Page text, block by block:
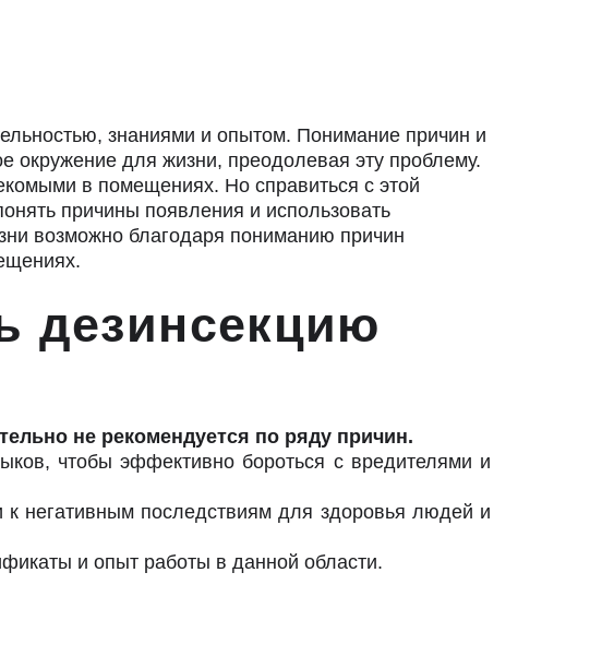
знаниями и опытом. Понимание причин и
окружение для жизни, преодолевая эту проблему.
в помещениях. Но справиться с этой
причины появления и использовать
возможно благодаря пониманию причин
дезинсекцию
не рекомендуется по ряду причин.
чтобы эффективно бороться с вредителями и
к негативным последствиям для здоровья людей и
и опыт работы в данной области.